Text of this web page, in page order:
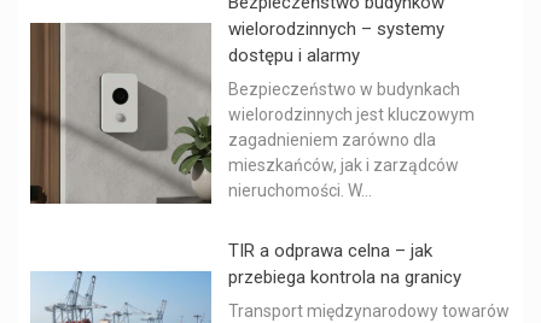
wielorodzinnych – systemy
dostępu i alarmy
Bezpieczeństwo w budynkach
wielorodzinnych jest kluczowym
zagadnieniem zarówno dla
mieszkańców, jak i zarządców
nieruchomości. W...
TIR a odprawa celna – jak
przebiega kontrola na granicy
Transport międzynarodowy towarów